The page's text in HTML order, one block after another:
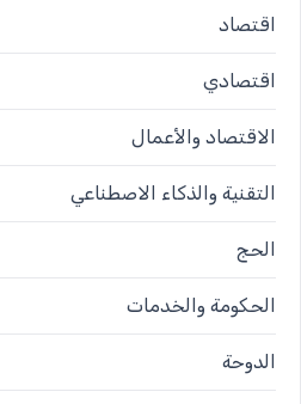
اقتصاد
اقتصادي
الاقتصاد والأعمال
التقنية والذكاء الاصطناعي
الحج
الحكومة والخدمات
الدوحة